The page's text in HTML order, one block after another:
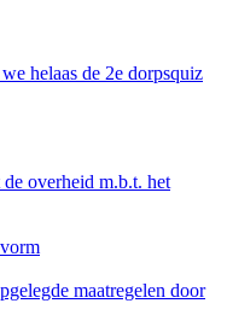
helaas de 2e dorpsquiz
overheid m.b.t. het
maatregelen door